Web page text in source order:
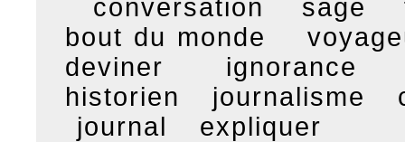
conversation
sage
bout du monde
deviner
ignorance
historien
journalisme
journal
expliquer